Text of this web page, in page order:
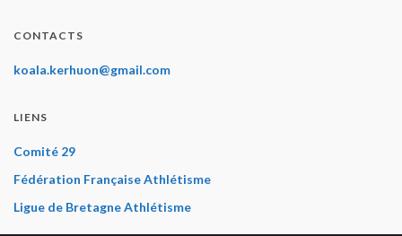
CONTACTS
koala.kerhuon@gmail.com
LIENS
Comité 29
Fédération Française Athlétisme
Ligue de Bretagne Athlétisme